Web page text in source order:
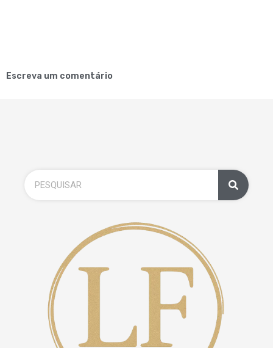
Escreva um comentário